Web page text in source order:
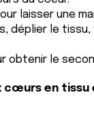
laisser une
déplier le
obtenir le
cœurs en